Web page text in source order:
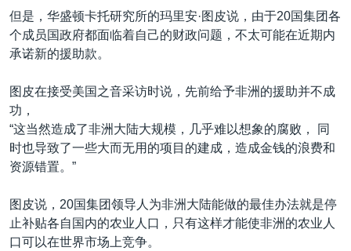
但是，华盛顿卡托研究所的玛里安·图皮说，由于20国集团各
个成员国政府都面临着自己的财政问题，不太可能在近期内
承诺新的援助款。
图皮在接受美国之音采访时说，先前给予非洲的援助并不成
功，
“这当然造成了非洲大陆大规模，几乎难以想象的腐败， 同
时也导致了一些大而无用的项目的建成，造成金钱的浪费和
资源错置。”
图皮说，20国集团领导人为非洲大陆能做的最佳办法就是停
止补贴各自国内的农业人口，只有这样才能使非洲的农业人
口可以在世界市场上竞争。